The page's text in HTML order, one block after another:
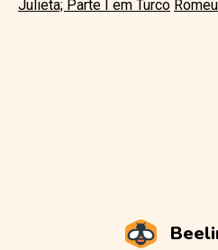
Julieta; Parte I em Turco